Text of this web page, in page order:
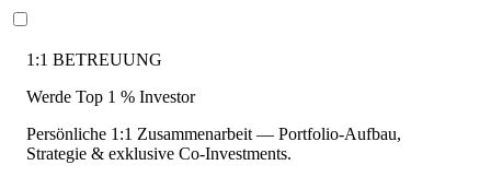
1:1 BETREUUNG
Werde Top 1 % Investor
Persönliche 1:1 Zusammenarbeit — Portfolio-Aufbau,
Strategie & exklusive Co-Investments.